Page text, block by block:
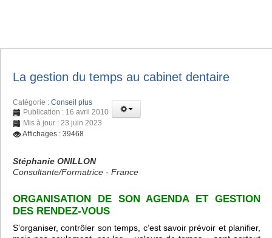
La gestion du temps au cabinet dentaire
Catégorie : Conseil plus
Publication : 16 avril 2010
Mis à jour : 23 juin 2023
Affichages : 39468
Stéphanie ONILLON
Consultante/Formatrice - France
ORGANISATION DE SON AGENDA ET GESTION
DES RENDEZ-VOUS
S’organiser, contrôler son temps, c’est savoir prévoir et planifier,